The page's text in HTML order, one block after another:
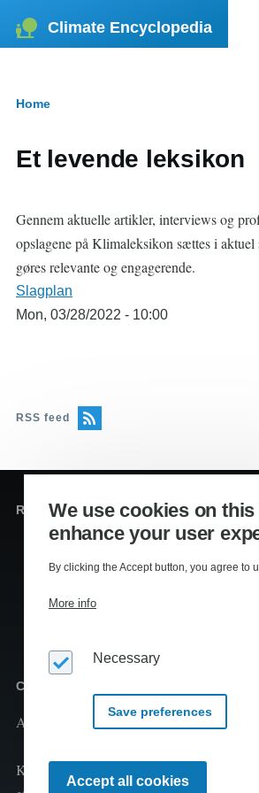
Skip to main content
Climate Encyclopedia
Home
Et levende leksikon
Gennem aktuelle artikler, interviews og
opslagene på Klimaleksikon sættes i
gøres relevante og engagerende.
Slagplan
Mon, 03/28/2022 - 10:00
RSS feed
Redaktion og sekretariat
Editors:
Lennart Kiil, MS
Mikkel Houmøller, MS
Copyright
Al tekst er copyright2026 Kiils v/Lennart
Kopiering og print fra Klimaleksikon til
We use cookies on
enhance your user
By clicking the Accept button, you agree to
More info
Necessary
Save preferences
Accept all cookies